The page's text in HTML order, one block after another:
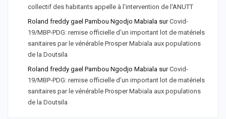
collectif des habitants appelle à l'intervention de l'ANUTT
Roland freddy gael Pambou Ngodjo Mabiala surCovid-
19/MBP-PDG: remise officielle d'un important lot de matériels
sanitaires par le vénérable Prosper Mabiala aux populations
de la Doutsila
Roland freddy gael Pambou Ngodjo Mabiala surCovid-
19/MBP-PDG: remise officielle d’un important lot de matériels
sanitaires par le vénérable Prosper Mabiala aux populations
de la Doutsila